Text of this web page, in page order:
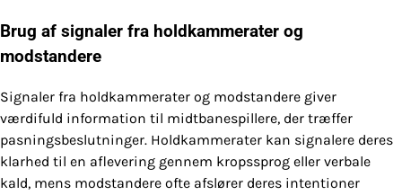
Brug af signaler fra holdkammerater og
modstandere
Signaler fra holdkammerater og modstandere giver
værdifuld information til midtbanespillere, der træffer
pasningsbeslutninger. Holdkammerater kan signalere deres
klarhed til en aflevering gennem kropssprog eller verbale
kald, mens modstandere ofte afslører deres intentioner